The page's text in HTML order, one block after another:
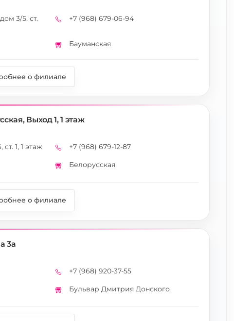
3/5, ст.
Телефон
+7 (968) 679-06-94
Метро
Бауманская
о филиале
Выход 1, 1 этаж
1, 1 этаж
Телефон
+7 (968) 679-12-87
Метро
Белорусская
о филиале
3а
Телефон
+7 (968) 920-37-55
Метро
Бульвар Дмитрия Донского